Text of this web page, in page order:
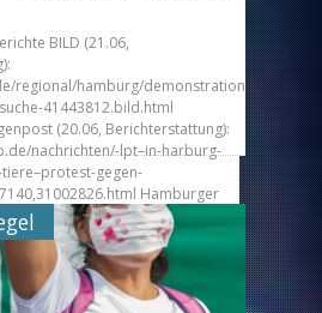
BILD (21.06,
regional/hamburg/demonstration
41443812.bild.html
(20.06, Berichterstattung):
nachrichten/-lpt–in-harburg-
gegen-
Hamburger
Ankündigung):
nachrichten/protestzug-zum-
neugraben–demo-fuer-die-
Elbe Wochenblatt
…